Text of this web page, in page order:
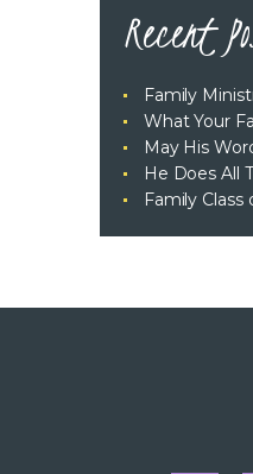
Recent
Family
What Your
May His
He Does All
Family